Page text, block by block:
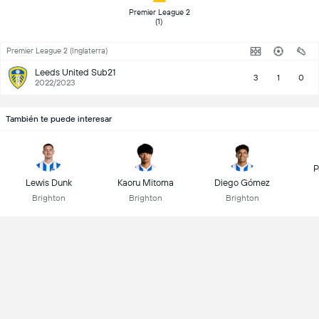
Premier League 2
(1)
Premier League 2 (Inglaterra)
Leeds United Sub21
2022/2023 3 1 0
También te puede interesar
Lewis Dunk
Brighton
Kaoru Mitoma
Brighton
Diego Gómez
Brighton